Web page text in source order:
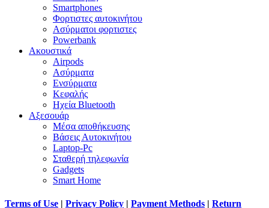
Smartphones
Φορτιστες αυτοκινήτου
Ασύρματοι φορτιστες
Powerbank
Ακουστικά
Airpods
Ασύρματα
Ενσύρματα
Κεφαλής
Ηχεία Bluetooth
Αξεσουάρ
Μέσα αποθήκευσης
Βάσεις Αυτοκινήτου
Laptop-Pc
Σταθερή τηλεφωνία
Gadgets
Smart Home
Terms of Use | Privacy Policy | Payment Methods | Return